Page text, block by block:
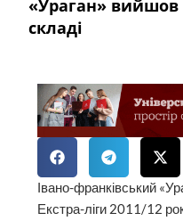
«Ураган» вийшов
складі
Івано-франківський
Екстра-ліги 2011/12